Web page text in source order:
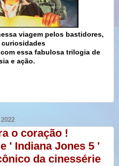
viagem pelos bastidores,
curiosidades
essa fabulosa trilogia de
e ação.
o coração !
' Indiana Jones 5 '
da cinessérie